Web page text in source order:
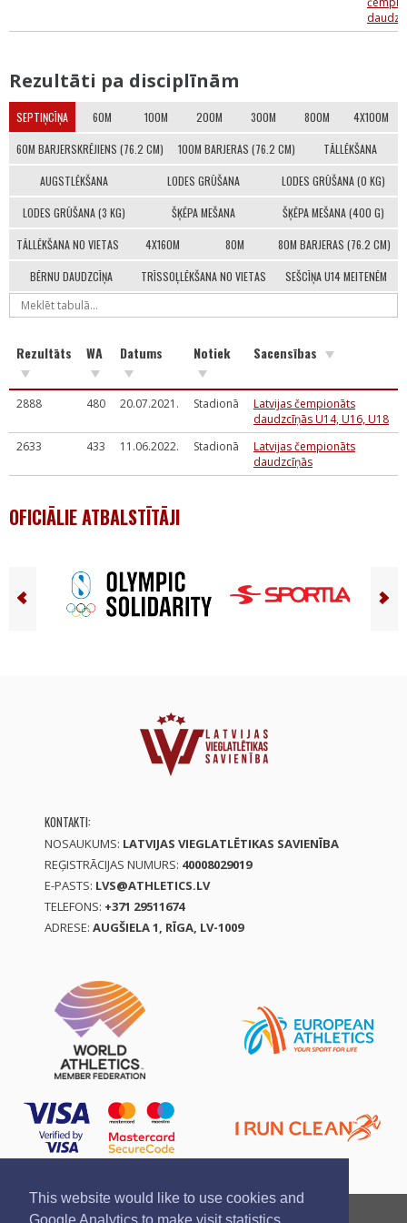
This website would like to use cookies and
Rezultāti pa disciplīnām
SEPTIŅCĪŅA 60M 100M 200M 300M 800M 4X100M
60M BARJERSKRĒJIENS (76.2 CM) 100M BARJERAS (76.2 CM) TĀLLĒKŠANA
AUGSTLĒKŠANA LODES GRŪŠANA LODES GRŪŠANA (0 KG)
LODES GRŪŠANA (3 KG) ŠĶĒPA MEŠANA ŠĶĒPA MEŠANA (400 G)
TĀLLĒKŠANA NO VIETAS 4X160M 80M 80M BARJERAS (76.2 CM)
BĒRNU DAUDZCĪŅA TRĪSSOĻLĒKŠANA NO VIETAS SEŠCĪŅA U14 MEITENĒM
Rezultāts WA Datums Notiek Sacensības
2888 480 20.07.2021. Stadionā
Latvijas čempionāts
daudzcīņās U14, U16, U18
2633
433 11.06.2022. Stadionā
Latvijas čempionāts
daudzcīņās
OFICIĀLIE ATBALSTĪTĀJI
KONTAKTI:
NOSAUKUMS: LATVIJAS VIEGLATLĒTIKAS SAVIENĪBA
REĢISTRĀCIJAS NUMURS: 40008029019
E-PASTS: LVS@ATHLETICS.LV
TELEFONS: +371 29511674
ADRESE: AUGŠIELA 1, RĪGA, LV-1009
Ziņo par pārkāpumu Privātuma politika